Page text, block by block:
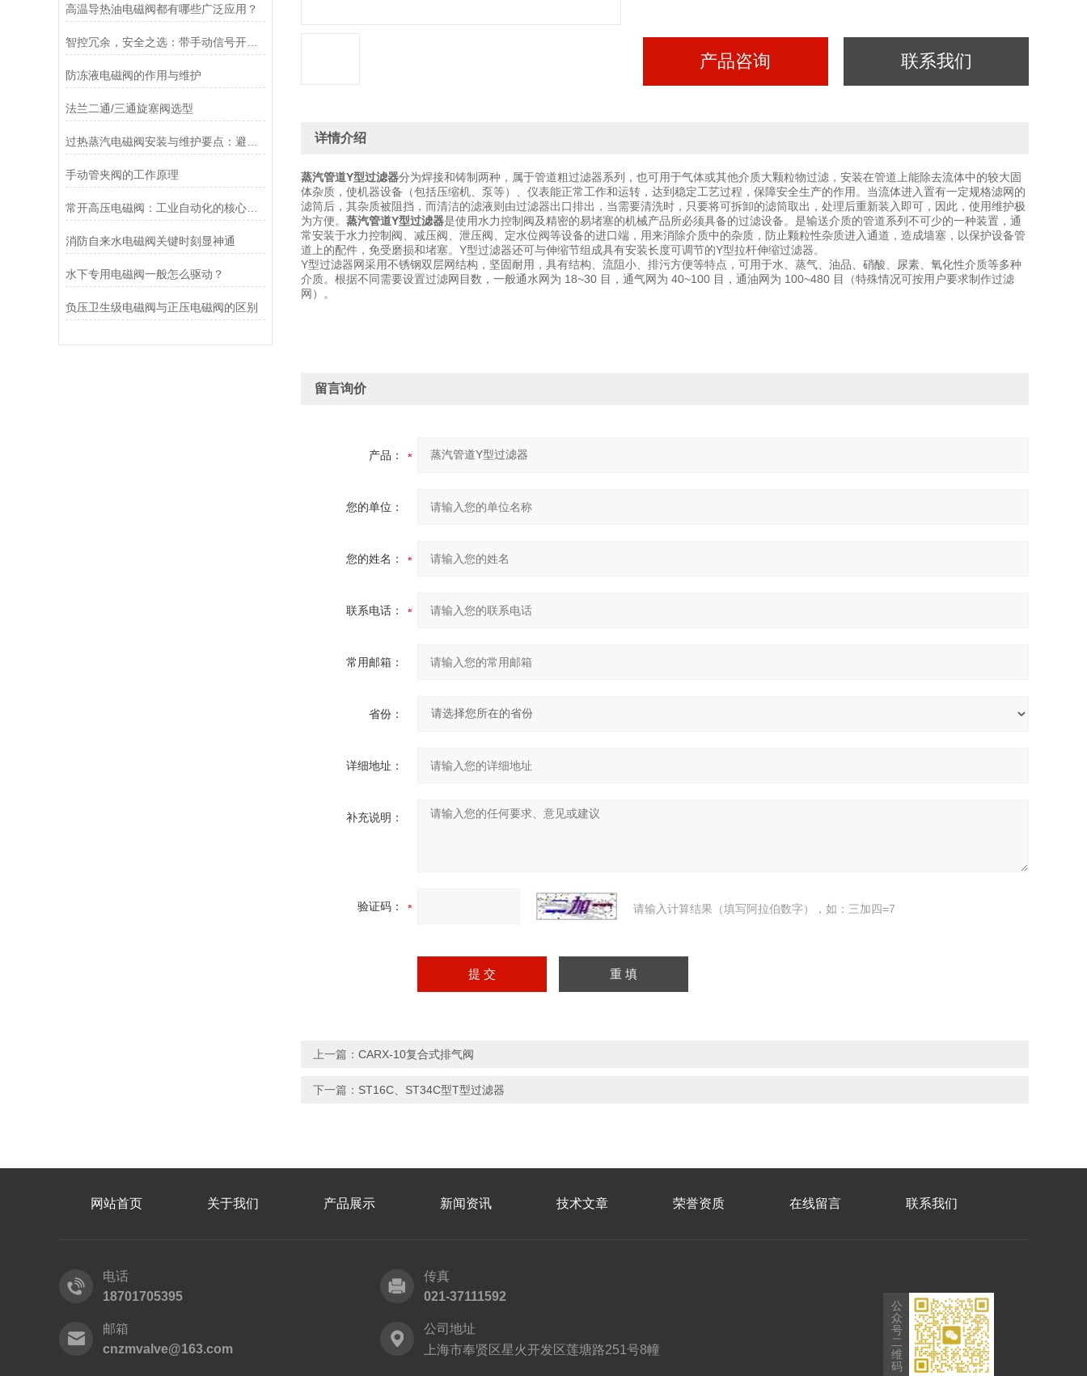
高温导热油电磁阀都有哪些广泛应用？
智控冗余，安全之选：带手动信号开关电磁阀，双模驱动的可靠保障
防冻液电磁阀的作用与维护
法兰二通/三通旋塞阀选型
手动管夹阀的工作原理
常开高压电磁阀：工业自动化的核心元件
消防自来水电磁阀关键时刻显神通
水下专用电磁阀一般怎么驱动？
负压卫生级电磁阀与正压电磁阀的区别
产品咨询 联系我们
详情介绍
蒸汽管道Y型过滤器分为焊接和铸制两种，属于管道粗过滤器系列，也可用于气体或其他介质大颗粒物过滤，安装在管道上能除去流体中的较大固
体杂质，使机器设备（包括压缩机、泵等）、仪表能正常工作和运转，达到稳定工艺过程，保障安全生产的作用。当流体进入置有一定规格滤网的
滤筒后，其杂质被阻挡，而清洁的滤液则由过滤器出口排出，当需要清洗时，只要将可拆卸的滤筒取出，处理后重新装入即可，因此，使用维护极
为方便。 蒸汽管道Y型过滤器是使用水力控制阀及精密的易堵塞的机械产品所必须具备的过滤设备。是输送介质的管道系列不可少的一种装置，通
常安装于水力控制阀、减压阀、泄压阀、定水位阀等设备的进口端，用来消除介质中的杂质，防止颗粒性杂质进入通道，造成墙塞，以保护设备管
道上的配件，免受磨损和堵塞。Y型过滤器还可与伸缩节组成具有安装长度可调节的Y型拉杆伸缩过滤器。
Y型过滤器网采用不锈钢双层网结构，坚固耐用，具有结构、流阻小、排污方便等特点，可用于水、蒸气、油品、硝酸、尿素、氧化性介质等多种
介质。根据不同需要设置过滤网目数，一般通水网为 18~30 目，通气网为 40~100 目，通油网为 100~480 目（特殊情况可按用户要求制作过滤
网）。
留言询价
产品：
您的单位：
您的姓名：
联系电话：
常用邮箱：
省份：
详细地址：
补充说明：
验证码： 请输入计算结果（填写阿拉伯数字），如：三加四=7
上一篇： CARX-10复合式排气阀
下一篇： ST16C、ST34C型T型过滤器
网站首页 关于我们 产品展示 新闻资讯 技术文章 荣誉资质 在线留言 联系我们
电话
18701705395
传真
021-37111592
邮箱
cnzmvalve@163.com
公司地址
上海市奉贤区星火开发区莲塘路251号8幢
公
众
号
二
维
码